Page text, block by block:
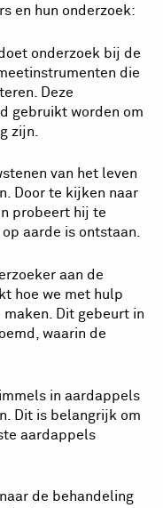
en hun onderzoek:
onderzoek bij de
die
Deze
gebruikt worden om
zijn.
van het leven
Door te kijken naar
probeert hij te
aarde is ontstaan.
aan de
hoe we met hulp
Dit gebeurt in
waarin de
in aardappels
Dit is belangrijk om
aardappels
de behandeling